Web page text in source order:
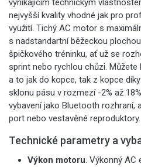
vynikajícím technickým
nejvyšší kvality vhodné jak pro
využití. Tichý AC motor s
s nadstandartní běžeckou
špičkového tréninku, ať už se
sprint nebo rychlou chůzi.
a to jak do kopce, tak z kopce
sklonu pásu v rozmezí -2% až
vybavení jako Bluetooth rozhraní,
port nebo vestavěné reproduktory.
Technické parametry a
Výkon motoru. Výkonný AC